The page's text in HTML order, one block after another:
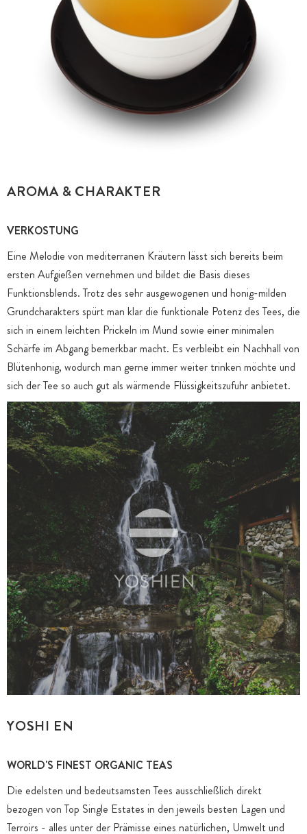
AROMA & CHARAKTER
VERKOSTUNG
Eine Melodie von mediterranen Kräutern lässt sich bereits beim
ersten Aufgießen vernehmen und bildet die Basis dieses
Funktionsblends. Trotz des sehr ausgewogenen und honig-milden
Grundcharakters spürt man klar die funktionale Potenz des Tees, die
sich in einem leichten Prickeln im Mund sowie einer minimalen
Schärfe im Abgang bemerkbar macht. Es verbleibt ein Nachhall von
Blütenhonig, wodurch man gerne immer weiter trinken möchte und
sich der Tee so auch gut als wärmende Flüssigkeitszufuhr anbietet.
YOSHI EN
WORLD'S FINEST ORGANIC TEAS
Die edelsten und bedeutsamsten Tees ausschließlich direkt
bezogen von Top Single Estates in den jeweils besten Lagen und
Terroirs - alles unter der Prämisse eines natürlichen, Umwelt und